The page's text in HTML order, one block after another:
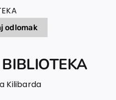
odlomak
Kilibarda